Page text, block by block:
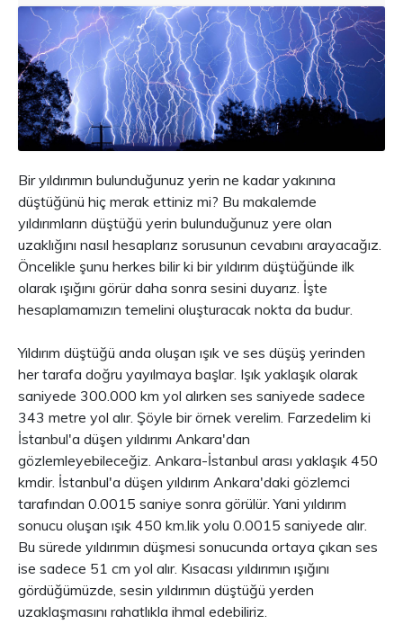
Bir yıldırımın bulunduğunuz yerin ne kadar yakınına
düştüğünü hiç merak ettiniz mi? Bu makalemde
yıldırımların düştüğü yerin bulunduğunuz yere olan
uzaklığını nasıl hesaplarız sorusunun cevabını arayacağız.
Öncelikle şunu herkes bilir ki bir yıldırım düştüğünde ilk
olarak ışığını görür daha sonra sesini duyarız. İşte
hesaplamamızın temelini oluşturacak nokta da budur.
Yıldırım düştüğü anda oluşan ışık ve ses düşüş yerinden
her tarafa doğru yayılmaya başlar. Işık yaklaşık olarak
saniyede 300.000 km yol alırken ses saniyede sadece
343 metre yol alır. Şöyle bir örnek verelim. Farzedelim ki
İstanbul'a düşen yıldırımı Ankara'dan
gözlemleyebileceğiz. Ankara-İstanbul arası yaklaşık 450
kmdir. İstanbul'a düşen yıldırım Ankara'daki gözlemci
tarafından 0.0015 saniye sonra görülür. Yani yıldırım
sonucu oluşan ışık 450 km.lik yolu 0.0015 saniyede alır.
Bu sürede yıldırımın düşmesi sonucunda ortaya çıkan ses
ise sadece 51 cm yol alır. Kısacası yıldırımın ışığını
gördüğümüzde, sesin yıldırımın düştüğü yerden
uzaklaşmasını rahatlıkla ihmal edebiliriz.